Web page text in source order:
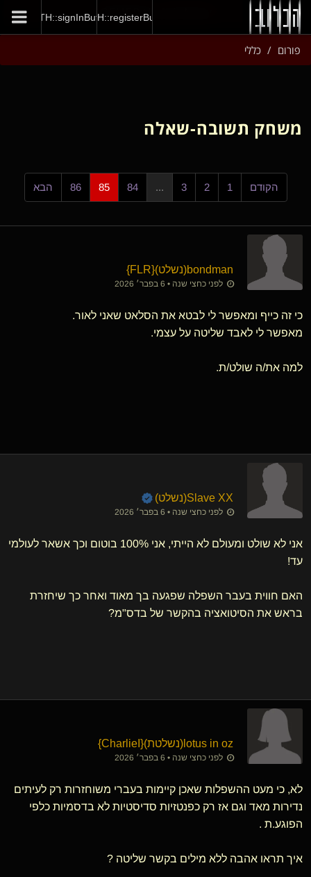
GENERAL::joinNow
AUTH::registerButton
AUTH::signInButton
פורום כללי
משחק תשובה-שאלה
הקודם 1
2
3
...
84
85
86 הבא
bondman​(נשלט) ​{
FLR
}
לפני כחצי שנה • 6 בפבר׳ 2026
כי זה כייף ומאפשר לי לבטא את הסלאט שאני לאור.
מאפשר לי לאבד שליטה על עצמי.
למה את/ה שולט/ת.
Slave XX​(נשלט)
לפני כחצי שנה • 6 בפבר׳ 2026
אני לא שולט ומעולם לא הייתי, אני 100% בוטום וכך אשאר לעולמי
עד!
האם חווית בעבר השפלה שפגעה בך מאוד ואחר כך שיחזרת
בראש את הסיטואציה בהקשר של בדס"מ?
lotus in oz​(נשלטת) ​{
CharlieI
}
לפני כחצי שנה • 6 בפבר׳ 2026
לא, כי מעט ההשפלות שאכן קיימות בעברי משוחזרות רק לעיתים
נדירות מאד וגם אז רק כפנטזיות סדיסטיות לא בדסמיות כלפי
הפוגע.ת .
איך תראו אהבה ללא מילים בקשר שליטה ?